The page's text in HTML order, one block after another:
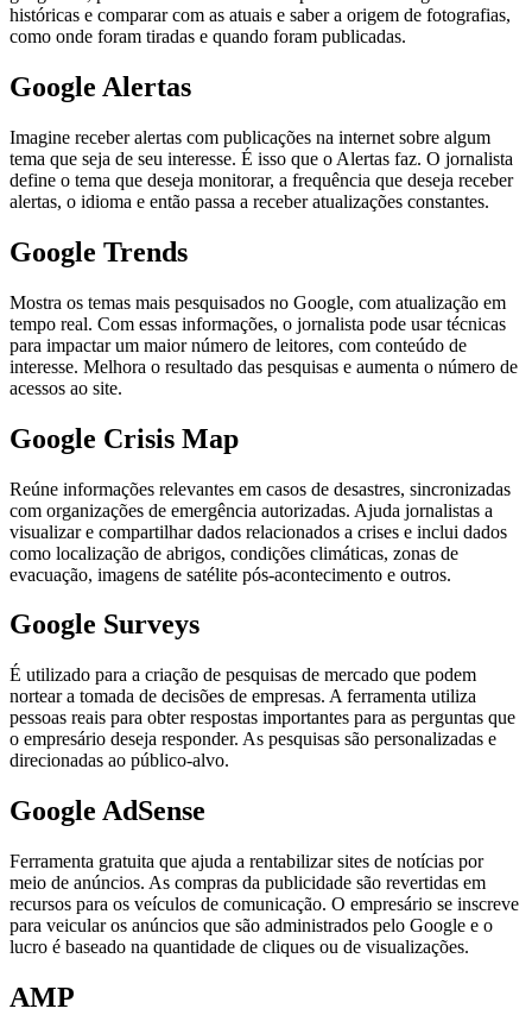
históricas e comparar com as atuais e saber a origem de fotografias,
como onde foram tiradas e quando foram publicadas.
Google Alertas
Imagine receber alertas com publicações na internet sobre algum
tema que seja de seu interesse. É isso que o Alertas faz. O jornalista
define o tema que deseja monitorar, a frequência que deseja receber
alertas, o idioma e então passa a receber atualizações constantes.
Google Trends
Mostra os temas mais pesquisados no Google, com atualização em
tempo real. Com essas informações, o jornalista pode usar técnicas
para impactar um maior número de leitores, com conteúdo de
interesse. Melhora o resultado das pesquisas e aumenta o número de
acessos ao site.
Google Crisis Map
Reúne informações relevantes em casos de desastres, sincronizadas
com organizações de emergência autorizadas. Ajuda jornalistas a
visualizar e compartilhar dados relacionados a crises e inclui dados
como localização de abrigos, condições climáticas, zonas de
evacuação, imagens de satélite pós-acontecimento e outros.
Google Surveys
É utilizado para a criação de pesquisas de mercado que podem
nortear a tomada de decisões de empresas. A ferramenta utiliza
pessoas reais para obter respostas importantes para as perguntas que
o empresário deseja responder. As pesquisas são personalizadas e
direcionadas ao público-alvo.
Google AdSense
Ferramenta gratuita que ajuda a rentabilizar sites de notícias por
meio de anúncios. As compras da publicidade são revertidas em
recursos para os veículos de comunicação. O empresário se inscreve
para veicular os anúncios que são administrados pelo Google e o
lucro é baseado na quantidade de cliques ou de visualizações.
AMP